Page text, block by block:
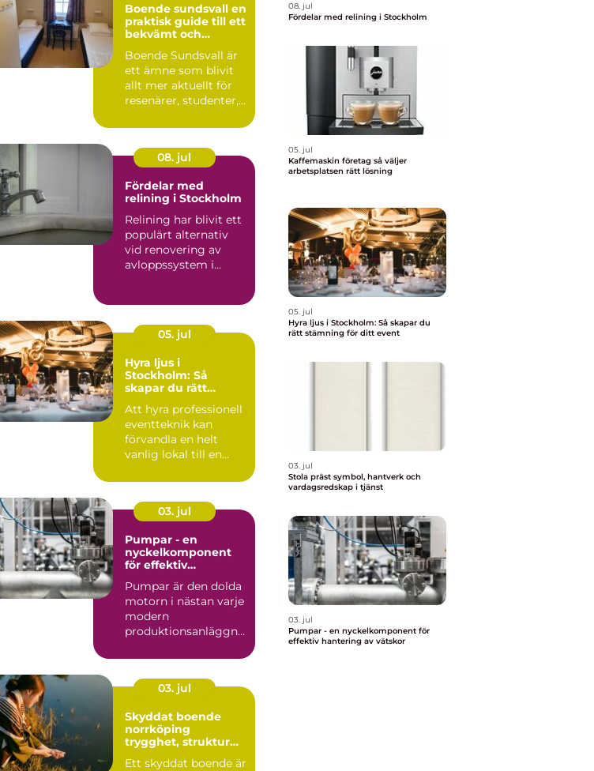
Boende sundsvall en
praktisk guide till ett
bekvämt och
Boende Sundsvall är
ett ämne som blivit
allt mer aktuellt för
resenärer, studenter,
08. jul
Fördelar med
relining i Stockholm
Relining har blivit ett
populärt alternativ
vid renovering av
avloppssystem i
05. jul
Hyra ljus i
Stockholm: Så
skapar du rätt
event
Att hyra professionell
eventteknik kan
förvandla en helt
vanlig lokal till en
03. jul
Pumpar - en
nyckelkomponent
för effektiv
Pumpar är den dolda
motorn i nästan varje
modern
produktionsanläggni
03. jul
Skyddat boende
norrköping
trygghet, struktur
Ett skyddat boende är
08. jul
Fördelar med relining i Stockholm
05. jul
Kaffemaskin företag så väljer
arbetsplatsen rätt lösning
05. jul
Hyra ljus i Stockholm: Så skapar du
rätt stämning för ditt event
03. jul
Stola präst symbol, hantverk och
vardagsredskap i tjänst
03. jul
Pumpar - en nyckelkomponent för
effektiv hantering av vätskor